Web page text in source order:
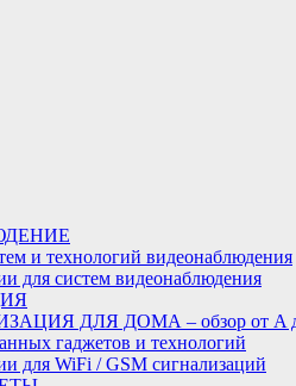
и технологий видеонаблюдения
для систем видеонаблюдения
ДЛЯ ДОМА – обзор от A
гаджетов и технологий
для WiFi / GSM сигнализаций